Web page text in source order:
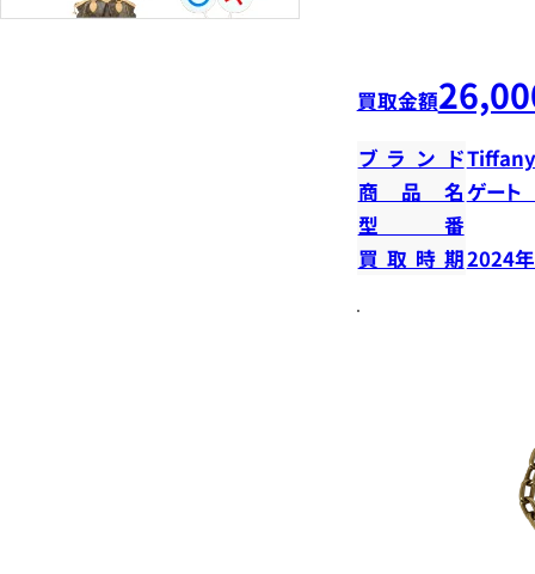
買取金額
ブランド
商品名ゲー
型番
買取時期2024